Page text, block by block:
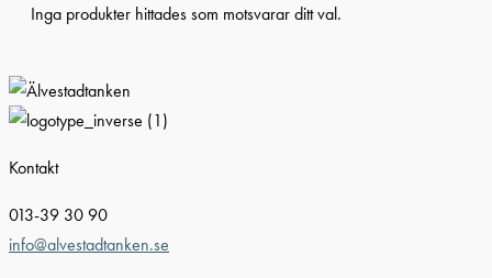
Inga produkter hittades som motsvarar ditt val.
Kontakt
013-39 30 90
info@alvestadtanken.se